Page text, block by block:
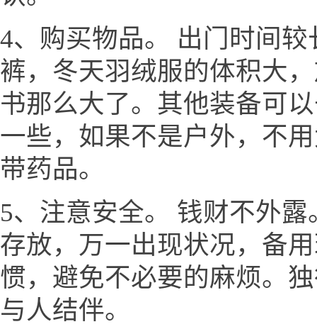
4、购买物品。 出门时间
裤，冬天羽绒服的体积大
书那么大了。其他装备可
一些，如果不是户外，不
带药品。
5、注意安全。 钱财不外
存放，万一出现状况，备
惯，避免不必要的麻烦。
与人结伴。